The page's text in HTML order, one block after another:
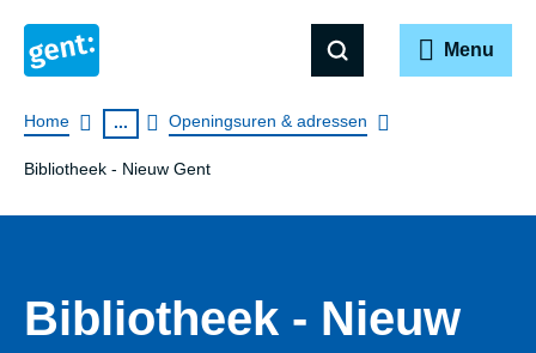
Menu
Breadcrumb
Home ... Openingsuren & adressen
Bibliotheek - Nieuw Gent
Bibliotheek - Nieuw